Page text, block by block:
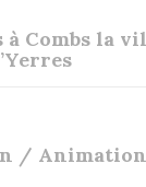
Combs la
/